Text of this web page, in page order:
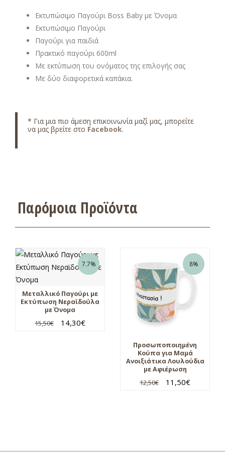
Εκτυπώσιμο Παγούρι Boss Baby με Όνομα
Εκτυπώσιμο Παγούρι
Παγούρι για παιδιά
Πρακτικό παγούρι 600ml
Με εκτύπωση του ονόματος της επιλογής σας
Με δύο διαφορετικά καπάκια.
* Για μια πιο άμεση επικοινωνία μαζί μας, μπορείτε
να μας βρείτε στο Facebook.
Παρόμοια Προϊόντα
7.7%
Μεταλλικό Παγούρι με
Εκτύπωση Νεραϊδούλα
με Όνομα
15,50€ 14,30€
8%
Προσωποποιημένη
Κούπα για Μαμά
Ανοιξιάτικα Λουλούδια
με Αφιέρωση
12,50€ 11,50€